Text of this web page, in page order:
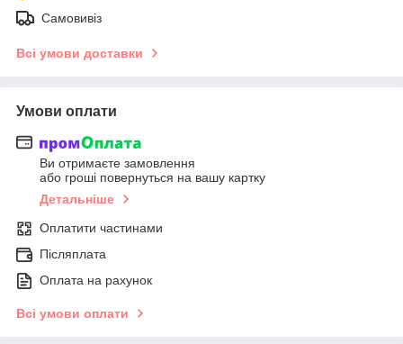
Самовивіз
Всі умови доставки
Умови оплати
Ви отримаєте замовлення
або гроші повернуться на вашу картку
Детальніше
Оплатити частинами
Післяплата
Оплата на рахунок
Всі умови оплати